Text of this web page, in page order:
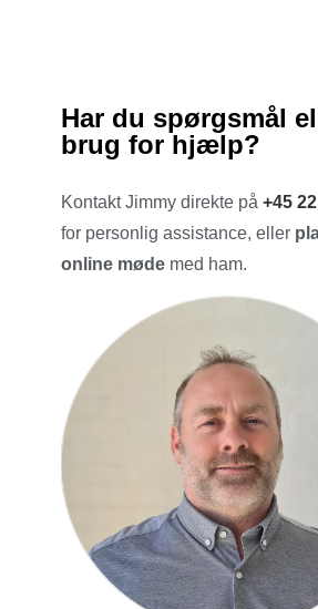
Har du spørgsmål
brug for hjælp?
Kontakt Jimmy direkte på+45
for personlig assistance, eller
online møde med ham.